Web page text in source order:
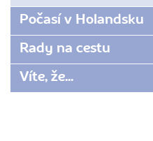
Počasí v Holandsku
Rady na cestu
Víte, že...